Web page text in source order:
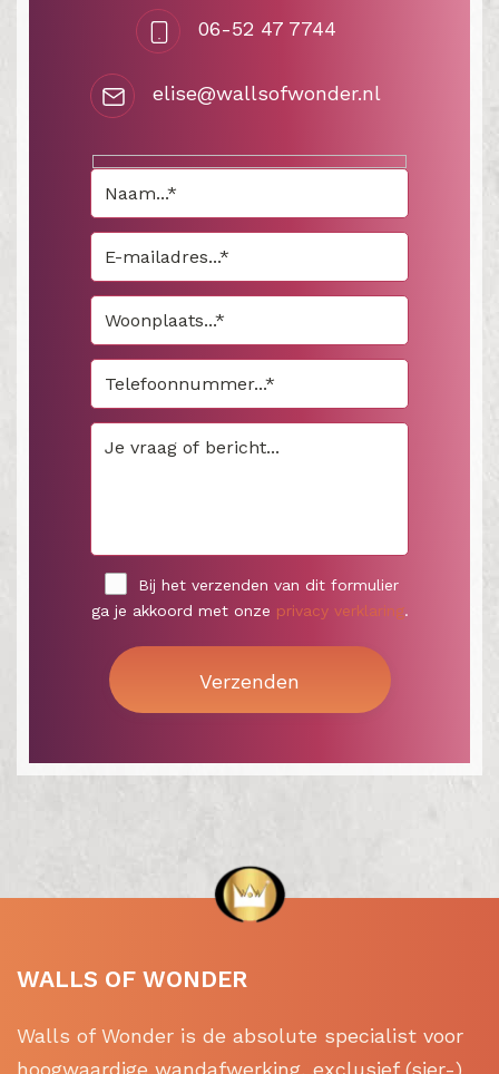
06-52 47 7744
elise@wallsofwonder.nl
Bij het verzenden van dit formulier
ga je akkoord met onze privacy verklaring.
WALLS OF WONDER
Walls of Wonder is de absolute specialist voor
hoogwaardige wandafwerking, exclusief (sier-)